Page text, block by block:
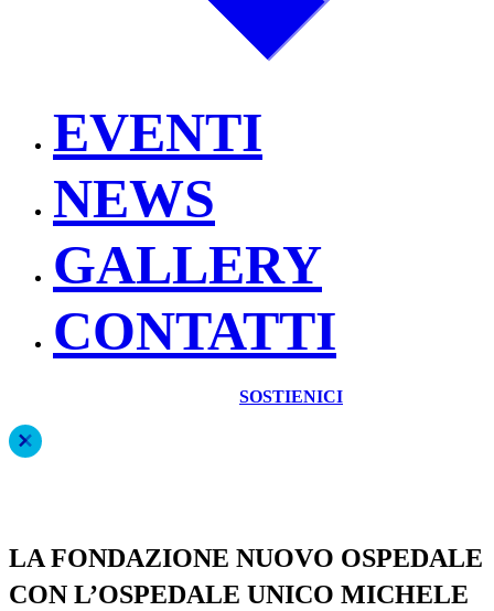
EVENTI
NEWS
GALLERY
CONTATTI
SOSTIENICI
LA FONDAZIONE NUOVO OSPEDALE
CON L’OSPEDALE UNICO MICHELE